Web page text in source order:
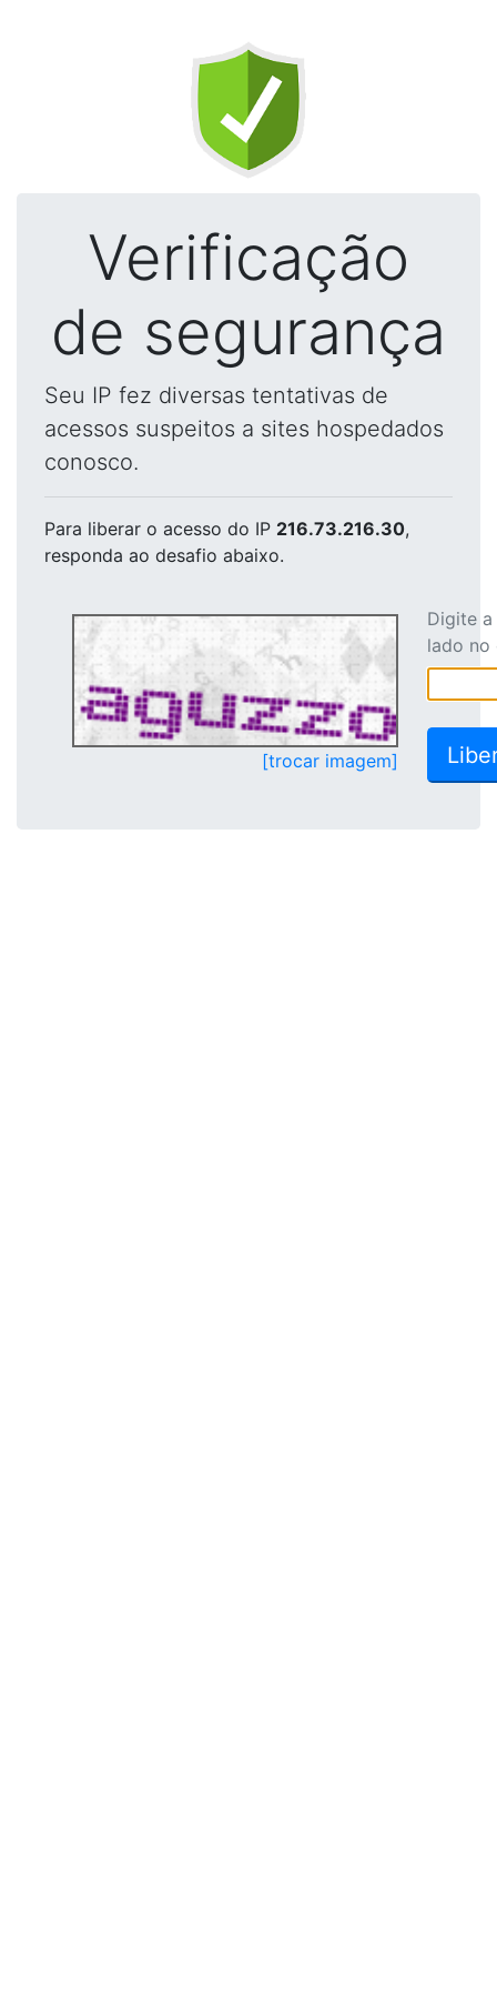
Verificação
de segurança
Seu IP fez diversas tentativas de
acessos suspeitos a sites hospedados
conosco.
Para liberar o acesso do IP 216.73.216.30,
responda ao desafio abaixo.
[trocar imagem]
Digite
lado no